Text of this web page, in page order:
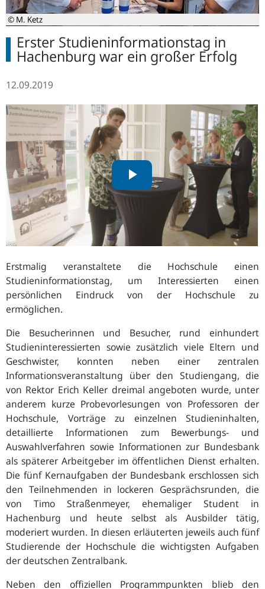
© M. Ketz
Erster Studieninformationstag in
Hachenburg war ein großer Erfolg
12.09.2019
Erstmalig veranstaltete die Hochschule einen
Studieninformationstag, um Interessierten einen
persönlichen Eindruck von der Hochschule zu
ermöglichen.
Die Besucherinnen und Besucher, rund einhundert
Studieninteressierten sowie zusätzlich viele Eltern und
Geschwister, konnten neben einer zentralen
Informationsveranstaltung über den Studiengang, die
von Rektor Erich Keller dreimal angeboten wurde, unter
anderem kurze Probevorlesungen von Professoren der
Hochschule, Vorträge zu einzelnen Studieninhalten,
detaillierte Informationen zum Bewerbungs- und
Auswahlverfahren sowie Informationen zur Bundesbank
als späterer Arbeitgeber im öffentlichen Dienst erhalten.
Die fünf Kernaufgaben der Bundesbank erschlossen sich
den Teilnehmenden in lockeren Gesprächsrunden, die
von Timo Straßenmeyer, ehemaliger Student in
Hachenburg und heute selbst als Ausbilder tätig,
moderiert wurden. In diesen erläuterten jeweils auch fünf
Studierende der Hochschule die wichtigsten Aufgaben
der deutschen Zentralbank.
Neben den offiziellen Programmpunkten blieb den